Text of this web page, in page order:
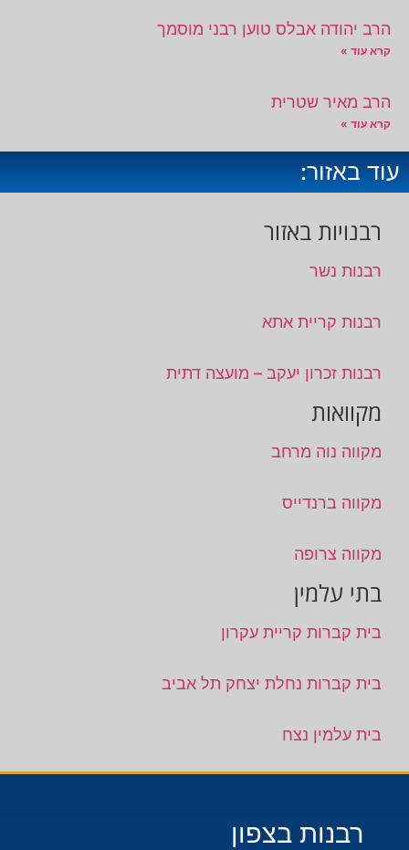
הרב יהודה אבלס טוען רבני מוסמך
קרא עוד »
הרב מאיר שטרית
קרא עוד »
עוד באזור:
רבנויות באזור
רבנות נשר
רבנות קריית אתא
רבנות זכרון יעקב – מועצה דתית
מקוואות
מקווה נוה מרחב
מקווה ברנדייס
מקווה צרופה
בתי עלמין
בית קברות קריית עקרון
בית קברות נחלת יצחק תל אביב
בית עלמין נצח
רבנות בצפון